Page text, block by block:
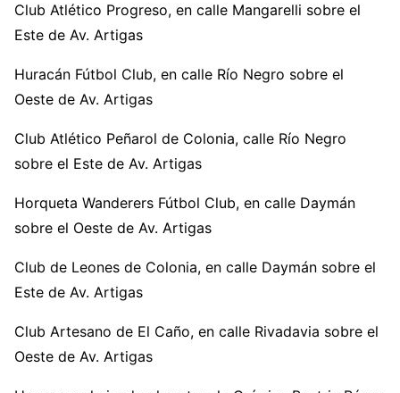
Club Atlético Progreso, en calle Mangarelli sobre el
Este de Av. Artigas
Huracán Fútbol Club, en calle Río Negro sobre el
Oeste de Av. Artigas
Club Atlético Peñarol de Colonia, calle Río Negro
sobre el Este de Av. Artigas
Horqueta Wanderers Fútbol Club, en calle Daymán
sobre el Oeste de Av. Artigas
Club de Leones de Colonia, en calle Daymán sobre el
Este de Av. Artigas
Club Artesano de El Caño, en calle Rivadavia sobre el
Oeste de Av. Artigas